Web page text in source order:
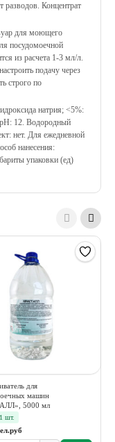
разводов. Концентрат
для моющего
посудомоечной
из расчета 1-3 мл/л.
подачу через
строго по
натрия; <5%:
12. Водородный
нет. Для ежедневной
нанесения:
упаковки (ед)
для
машин
5000 мл
шт.